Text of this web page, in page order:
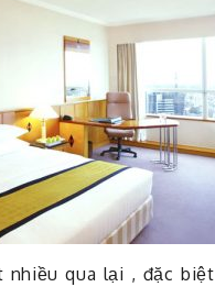
qua lại , đặc